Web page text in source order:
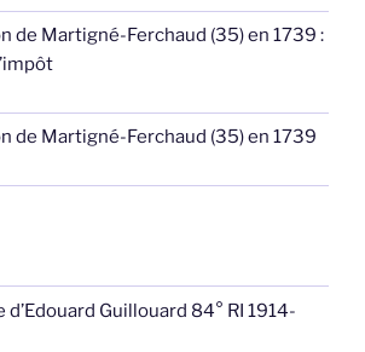
de Martigné-Ferchaud (35) en 1739 :
de Martigné-Ferchaud (35) en 1739
Guillouard 84° RI 1914-